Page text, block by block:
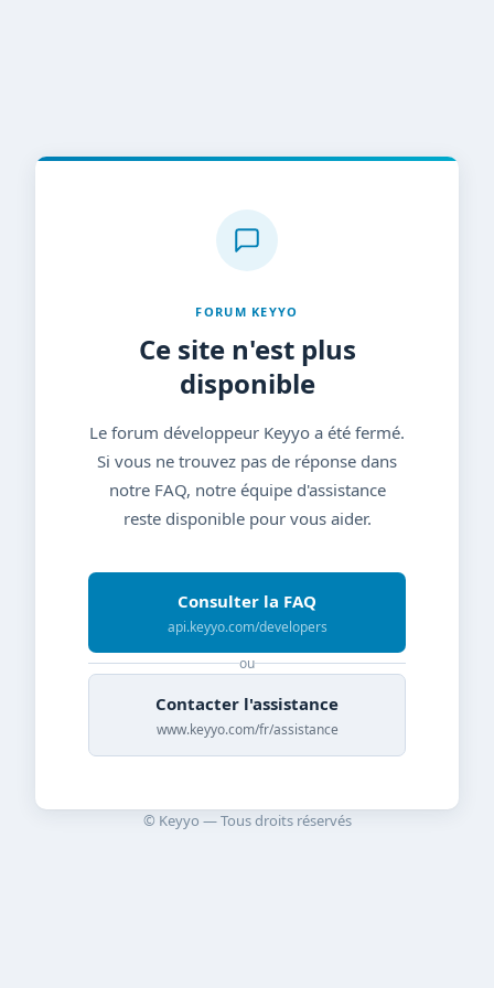
FORUM KEYYO
Ce site n'est plus
disponible
Le forum développeur Keyyo a été fermé.
Si vous ne trouvez pas de réponse dans
notre FAQ, notre équipe d'assistance
reste disponible pour vous aider.
Consulter la FAQ
api.keyyo.com/developers
ou
Contacter l'assistance
www.keyyo.com/fr/assistance
© Keyyo — Tous droits réservés